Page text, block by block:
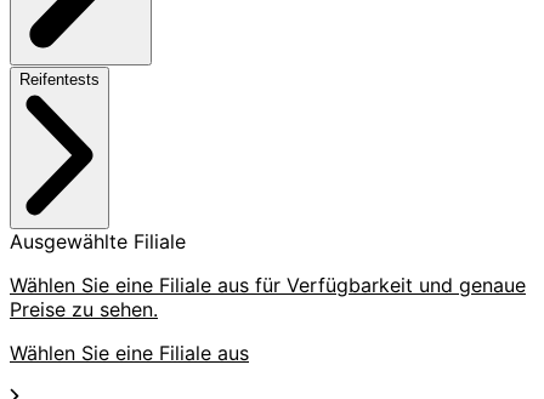
Reifentests
Ausgewählte Filiale
Wählen Sie eine Filiale aus für Verfügbarkeit und genaue
Preise zu sehen.
Wählen Sie eine Filiale aus